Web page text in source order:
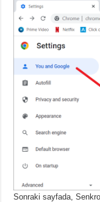
Sonraki sayfada,